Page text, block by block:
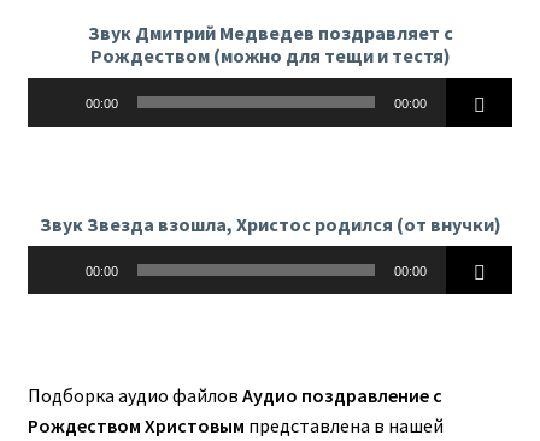
Звук Дмитрий Медведев поздравляет с
Рождеством (можно для тещи и тестя)
00:00 00:00
Звук Звезда взошла, Христос родился (от внучки)
00:00 00:00
Подборка аудио файлов Аудио поздравление с
Рождеством Христовым представлена в нашей